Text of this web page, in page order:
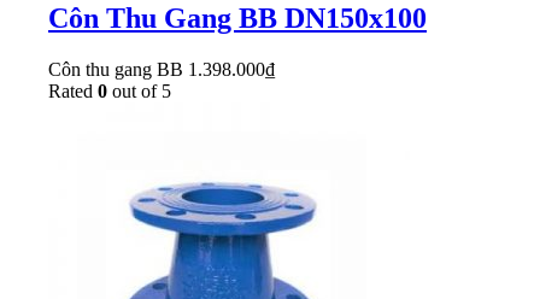
Côn Thu Gang BB DN150x100
Côn thu gang BB 1.398.000₫
Rated 0 out of 5